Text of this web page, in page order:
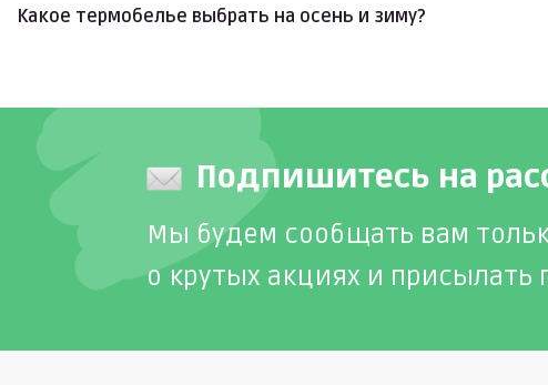
Какое термобелье выбрать на осень и зиму?
Подпишитесь на
Мы будем сообщать вам
о крутых акциях и присылать